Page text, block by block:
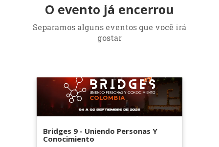
O evento já encerrou
Separamos alguns eventos que você irá
gostar
Bridges 9 - Uniendo Personas Y
Conocimiento